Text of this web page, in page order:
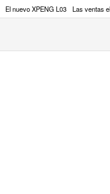
El nuevo XPENG L03 Las ventas